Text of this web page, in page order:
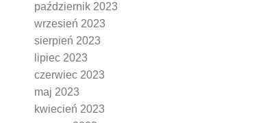
październik 2023
wrzesień 2023
sierpień 2023
lipiec 2023
czerwiec 2023
maj 2023
kwiecień 2023